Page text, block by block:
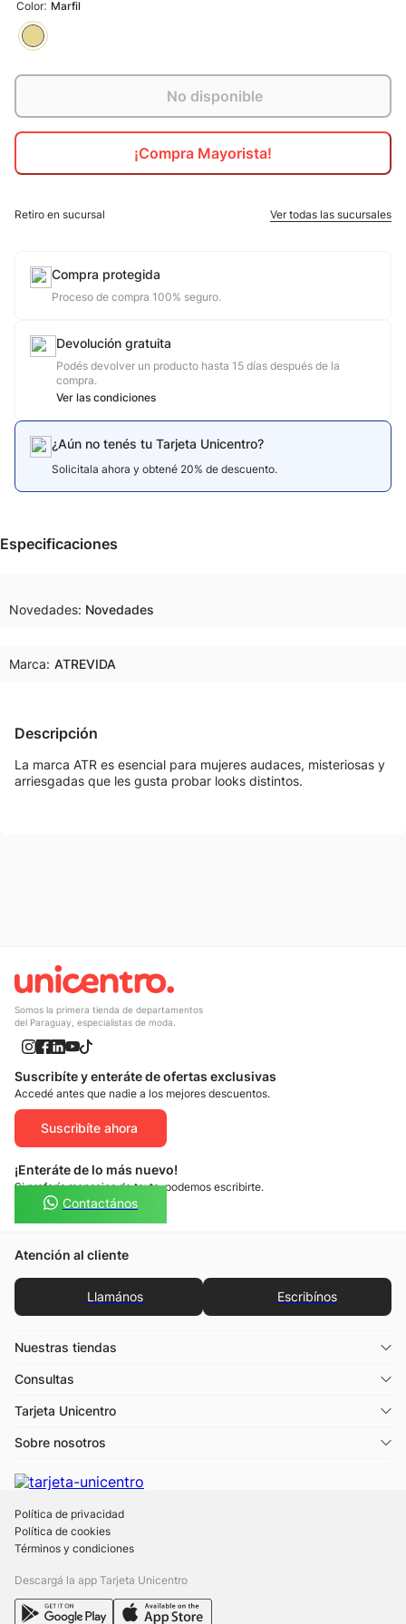
Color: Marfil
No disponible
¡Compra Mayorista!
Retiro en sucursal Ver todas las sucursales
Compra protegida
Proceso de compra 100% seguro.
Devolución gratuita
Podés devolver un producto hasta 15 días después de la
compra.
Ver las condiciones
¿Aún no tenés tu Tarjeta Unicentro?
Solicitala ahora y obtené 20% de descuento.
Especificaciones
Novedades Novedades
Marca: ATREVIDA
Descripción
La marca ATR es esencial para mujeres audaces, misteriosas y
arriesgadas que les gusta probar looks distintos.
Somos la primera tienda de departamentos
del Paraguay, especialistas de moda.
Suscribíte y enteráte de ofertas exclusivas
Accedé antes que nadie a los mejores descuentos.
Suscribíte ahora
¡Enteráte de lo más nuevo!
Si preferís mensajes de texto, podemos escribirte.
Contactános
Atención al cliente
Llamános Escribínos
Nuestras tiendas
Consultas
Tarjeta Unicentro
Sobre nosotros
Política de privacidad
Política de cookies
Términos y condiciones
Descargá la app Tarjeta Unicentro
10